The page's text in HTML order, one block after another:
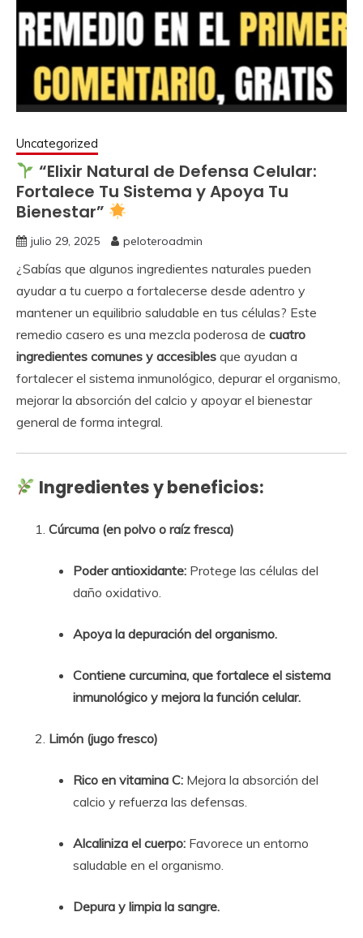
Uncategorized
“Elixir Natural de Defensa Celular:
Fortalece Tu Sistema y Apoya Tu
Bienestar”
julio 29, 2025 peloteroadmin
¿Sabías que algunos ingredientes naturales pueden
ayudar a tu cuerpo a fortalecerse desde adentro y
mantener un equilibrio saludable en tus células? Este
remedio casero es una mezcla poderosa de cuatro
ingredientes comunes y accesibles que ayudan a
fortalecer el sistema inmunológico, depurar el organismo,
mejorar la absorción del calcio y apoyar el bienestar
general de forma integral.
Ingredientes y beneficios:
Cúrcuma (en polvo o raíz fresca)
Poder antioxidante: Protege las células del
daño oxidativo.
Apoya la depuración del organismo.
Contiene curcumina, que fortalece el sistema
inmunológico y mejora la función celular.
Limón (jugo fresco)
Rico en vitamina C: Mejora la absorción del
calcio y refuerza las defensas.
Alcaliniza el cuerpo: Favorece un entorno
saludable en el organismo.
Depura y limpia la sangre.